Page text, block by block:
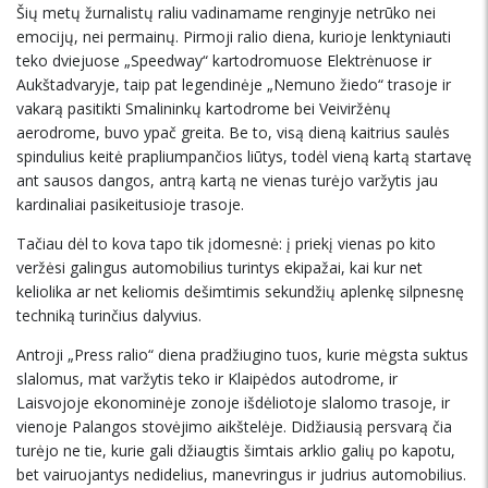
Šių metų žurnalistų raliu vadinamame renginyje netrūko nei
emocijų, nei permainų. Pirmoji ralio diena, kurioje lenktyniauti
teko dviejuose „Speedway“ kartodromuose Elektrėnuose ir
Aukštadvaryje, taip pat legendinėje „Nemuno žiedo“ trasoje ir
vakarą pasitikti Smalininkų kartodrome bei Veiviržėnų
aerodrome, buvo ypač greita. Be to, visą dieną kaitrius saulės
spindulius keitė prapliumpančios liūtys, todėl vieną kartą startavę
ant sausos dangos, antrą kartą ne vienas turėjo varžytis jau
kardinaliai pasikeitusioje trasoje.
Tačiau dėl to kova tapo tik įdomesnė: į priekį vienas po kito
veržėsi galingus automobilius turintys ekipažai, kai kur net
keliolika ar net keliomis dešimtimis sekundžių aplenkę silpnesnę
techniką turinčius dalyvius.
Antroji „Press ralio“ diena pradžiugino tuos, kurie mėgsta suktus
slalomus, mat varžytis teko ir Klaipėdos autodrome, ir
Laisvojoje ekonominėje zonoje išdėliotoje slalomo trasoje, ir
vienoje Palangos stovėjimo aikštelėje. Didžiausią persvarą čia
turėjo ne tie, kurie gali džiaugtis šimtais arklio galių po kapotu,
bet vairuojantys nedidelius, manevringus ir judrius automobilius.